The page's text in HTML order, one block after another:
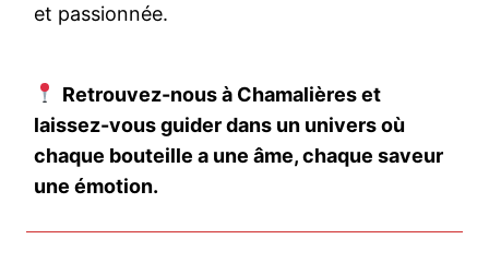
et passionnée.
Retrouvez-nous à Chamalières et
laissez-vous guider dans un univers où
chaque bouteille a une âme, chaque saveur
une émotion.